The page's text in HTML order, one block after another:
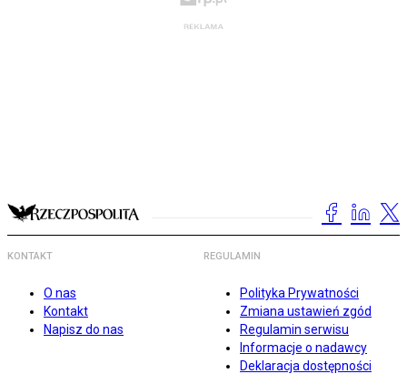
KONTAKT
O nas
Kontakt
Napisz do nas
REGULAMIN
Polityka Prywatności
Zmiana ustawień zgód
Regulamin serwisu
Informacje o nadawcy
Deklaracja dostępności